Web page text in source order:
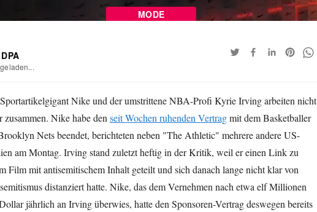
MODE
Nike und der umstrittene NBA-Profi Kyrie Irving arbeiten nicht
zusammen. Nike habe den seit Wochen ruhenden Vertragmit dem Basketballer
Nets beendet, berichteten neben "The Athletic" mehrere andere US-
am Montag. Irving stand zuletzt heftig in der Kritik, weil er einen Link zu
Film mit antisemitischem Inhalt geteilt und sich danach lange nicht klar von
distanziert hatte. Nike, das dem Vernehmen nach etwa elf Millionen
jährlich an Irving überwies, hatte den Sponsoren-Vertrag deswegen bereits